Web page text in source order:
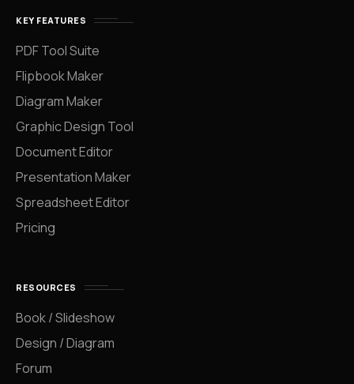
KEY FEATURES
PDF Tool Suite
Flipbook Maker
Diagram Maker
Graphic Design Tool
Document Editor
Presentation Maker
Spreadsheet Editor
Pricing
RESOURCES
Book / Slideshow
Design / Diagram
Forum